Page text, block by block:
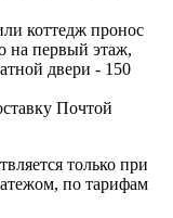
коттедж пронос
на первый этаж,
двери - 150
Почтой
только при
по тарифам